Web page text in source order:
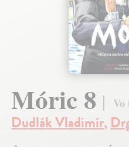
Móric 8 Vo
Dudlák Vladimír,